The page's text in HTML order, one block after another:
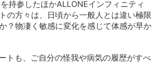
持参したほかALLONEインフィニティ
の方々は、日頃から一般人とは違い極限
？物凄く敏感に変化を感じて体感が早か
トも、ご自分の怪我や病気の履歴がすべ